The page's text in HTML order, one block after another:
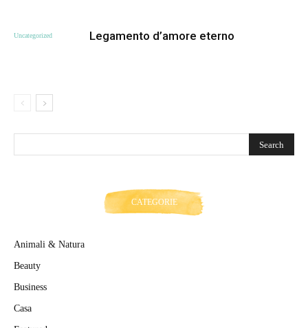
Uncategorized Legamento d’amore eterno
CATEGORIE
Animali & Natura
Beauty
Business
Casa